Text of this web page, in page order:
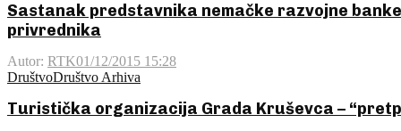
Sastanak predstavnika nemačke razvojne
privrednika
Autor: RTK01/12/2015 15:28
DruštvoDruštvo Arhiva
Turistička organizacija Grada Kruševca –